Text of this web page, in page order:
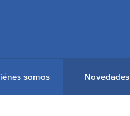
somos Novedades